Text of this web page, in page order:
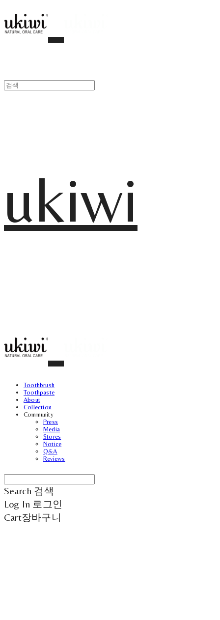
ukiwi
Toothbrush
Toothpaste
About
Collection
Community
Press
Media
Stores
Notice
Q&A
Reviews
Search 검색
Log In 로그인
Cart장바구니